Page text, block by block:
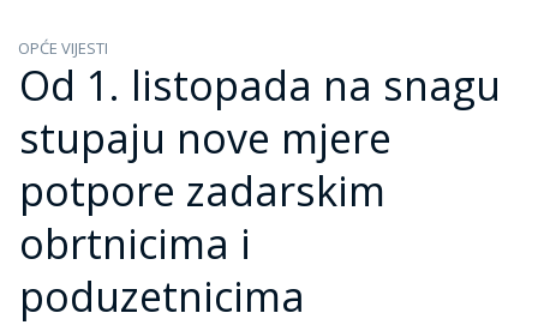
OPĆE VIJESTI
Od 1. listopada na snagu
stupaju nove mjere
potpore zadarskim
obrtnicima i
poduzetnicima